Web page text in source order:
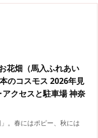
花畑（馬入ふれあい
のコスモス 2026年見
クセスと駐車場 神奈
。春にはポピー、秋には